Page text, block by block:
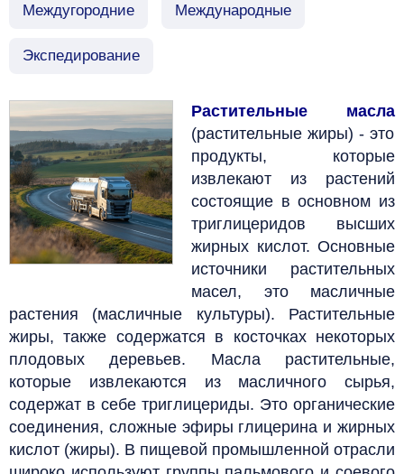
Междугородние Международные
Экспедирование
Растительные масла
(растительные жиры) - это
продукты, которые
извлекают из растений
состоящие в основном из
триглицеридов высших
жирных кислот. Основные
источники растительных
масел, это масличные
растения (масличные культуры). Растительные
жиры, также содержатся в косточках некоторых
плодовых деревьев. Масла растительные,
которые извлекаются из масличного сырья,
содержат в себе триглицериды. Это органические
соединения, сложные эфиры глицерина и жирных
кислот (жиры). В пищевой промышленной отрасли